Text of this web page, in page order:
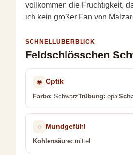
vollkommen die Fruchtigkeit,
ich kein großer Fan von
SCHNELLÜBERBLICK
Feldschlösschen
◉ Optik
Farbe: SchwarzTrübung: opal
◌ Mundgefühl
Kohlensäure: mittel